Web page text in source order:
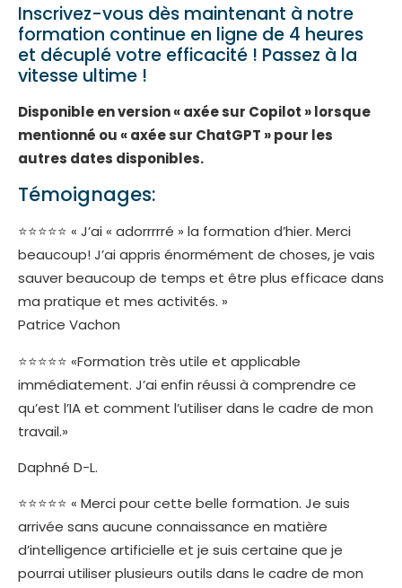
Inscrivez-vous dès maintenant à notre
formation continue en ligne de 4 heures
et décuplé votre efficacité ! Passez à la
vitesse ultime !
Disponible en version « axée sur Copilot » lorsque
mentionné ou « axée sur ChatGPT » pour les
autres dates disponibles.
Témoignages:
⭐⭐⭐⭐⭐ « J’ai « adorrrrré » la formation d’hier. Merci
beaucoup! J’ai appris énormément de choses, je vais
sauver beaucoup de temps et être plus efficace dans
ma pratique et mes activités. »
Patrice Vachon
⭐⭐⭐⭐⭐ «Formation très utile et applicable
immédiatement. J’ai enfin réussi à comprendre ce
qu’est l’IA et comment l’utiliser dans le cadre de mon
travail.»
Daphné D-L.
⭐⭐⭐⭐⭐ « Merci pour cette belle formation. Je suis
arrivée sans aucune connaissance en matière
d’intelligence artificielle et je suis certaine que je
pourrai utiliser plusieurs outils dans le cadre de mon